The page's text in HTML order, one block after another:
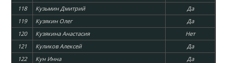
118
Кузьмин Дмитрий
Да
119
Кузякин Олег
Да
120
Кузякина Анастасия
Нет
121
Куликов Алексей
Да
122
Кун Инна
Да